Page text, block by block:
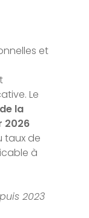
et
Le
la
2026
taux de
à
2023